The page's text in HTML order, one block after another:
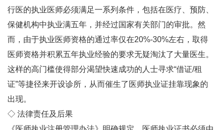
行医的执业医师必须满足一系列条件，包括在医疗、预防、
保健机构中执业满五年，并经过国家有关部门的审批。然
而，由于执业医师资格的通过率仅在20%-30%左右，取得
医师资格并积累五年执业经验的要求无疑淘汰了大量医生。
这样的高门槛使得部分渴望快速成功的人士寻求“借证/租
证”等捷径来开设诊所，从而催生了医师执业证挂靠现象的
出现。
◇ 法律责任及后果